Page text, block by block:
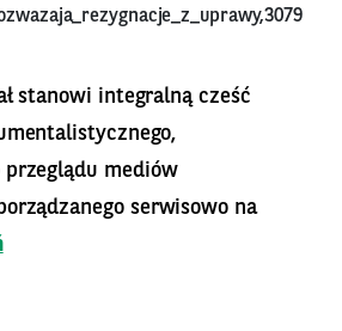
stanowi integralną cześć
przeglądu mediów
serwisowo na